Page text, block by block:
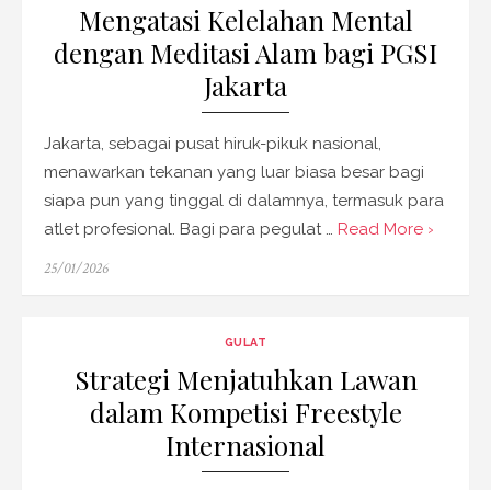
Mengatasi Kelelahan Mental
dengan Meditasi Alam bagi PGSI
Jakarta
Jakarta, sebagai pusat hiruk-pikuk nasional,
menawarkan tekanan yang luar biasa besar bagi
siapa pun yang tinggal di dalamnya, termasuk para
atlet profesional. Bagi para pegulat … Read More ›
Posted
25/01/2026
GULAT
Strategi Menjatuhkan Lawan
dalam Kompetisi Freestyle
Internasional